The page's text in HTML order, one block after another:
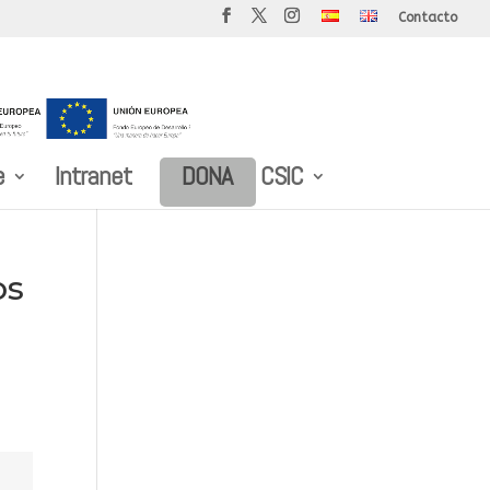
Contacto
Intranet DONA CSIC